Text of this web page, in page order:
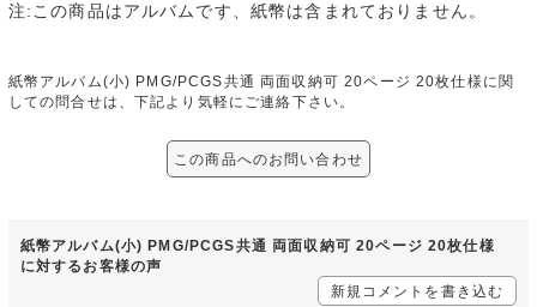
注:この商品はアルバムです、紙幣は含まれておりません。
紙幣アルバム(小) PMG/PCGS共通 両面収納可 20ページ 20枚仕様に関
しての問合せは、下記より気軽にご連絡下さい。
この商品へのお問い合わせ
紙幣アルバム(小) PMG/PCGS共通 両面収納可 20ページ 20枚仕様
に対するお客様の声
新規コメントを書き込む